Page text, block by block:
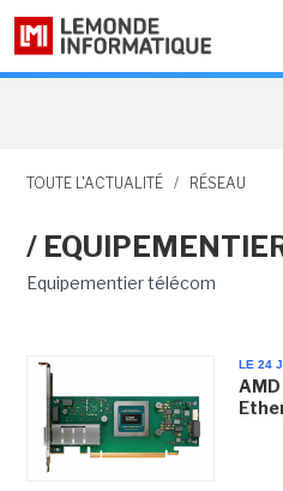
TOUTE L'ACTUALITÉ / RÉSEAU
/
Equipementier télécom
LE 24